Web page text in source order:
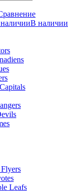
В наличии
Leafs